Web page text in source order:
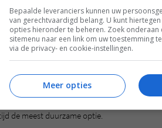
meubels die lang meegaan en
zoals EN- en BIFMA/ANSI-certificeringen
stoelen van Normann Copenhagen zijn hier
ondergaan uitgebreide tests, zoals het
100 kg druk op de zitting. Naast
getest volgens BIFMA/ANSI-normen,
kiezen voor kwaliteitsproducten die
en verminder je onnodige verspilling.
de meest duurzame optie.
Bepaalde leveranciers kunnen uw
van gerechtvaardigd belang. U kunt
opties hieronder te beheren. Zoek onderaan
sitemenu naar een link om uw toestemming
via de privacy- en cookie-instellingen.
Meer opties